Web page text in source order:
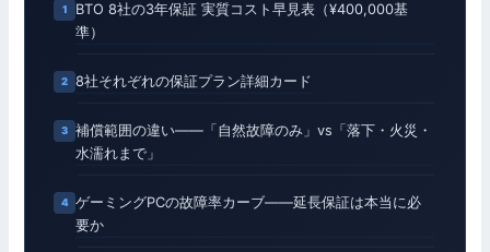
BTO 8社の3年保証 実質コスト早見表（¥400,000基
準）
8社それぞれの保証プラン詳細カード
補償範囲の違い——「自然故障のみ」vs「落下・火災・
水濡れまで」
ゲーミングPCの故障率カーブ——延長保証は本当に必
要か